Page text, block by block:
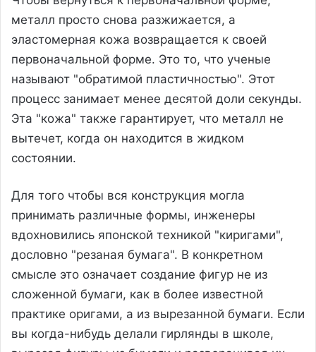
металл просто снова разжижается, а
эластомерная кожа возвращается к своей
первоначальной форме. Это то, что ученые
называют "обратимой пластичностью". Этот
процесс занимает менее десятой доли секунды.
Эта "кожа" также гарантирует, что металл не
вытечет, когда он находится в жидком
состоянии.
Для того чтобы вся конструкция могла
принимать различные формы, инженеры
вдохновились японской техникой "киригами",
дословно "резаная бумага". В конкретном
смысле это означает создание фигур не из
сложенной бумаги, как в более известной
практике оригами, а из вырезанной бумаги. Если
вы когда-нибудь делали гирлянды в школе,